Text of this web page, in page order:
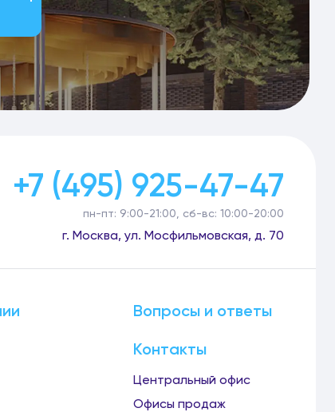
+7 (495) 925-47-47
пн-пт: 9:00-21:00, сб-вс: 10:00-20:00
г. Москва, ул. Мосфильмовская, д. 70
Вопросы и ответы
Контакты
Центральный офис
Офисы продаж